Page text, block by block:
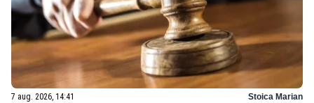
7 aug. 2026, 14:41 Stoica Marian